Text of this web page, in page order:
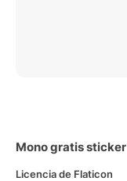
Mono gratis sticker
Licencia de Flaticon